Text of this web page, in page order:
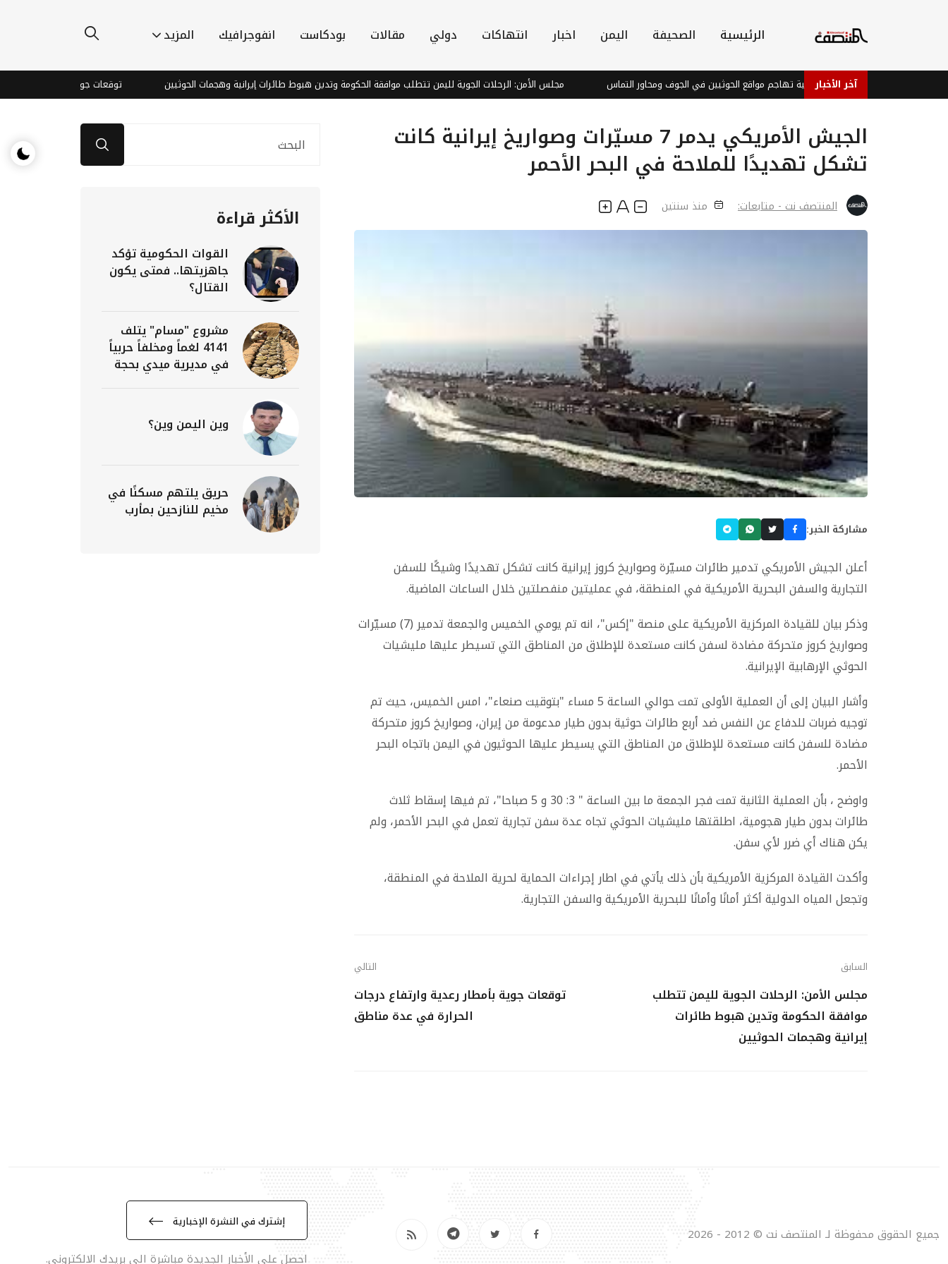
الرئيسية الصحيفة اليمن اخبار انتهاكات دولي مقالات بودكاست انفوجرافيك المزيد
آخر الأخبار
واسع: القوات الحكومية تهاجم مواقع الحوثيين في الجوف ومحاور التماس مجلس الأمن: الرحلات الجوية لليمن تتطلب موافقة الحكومة وتدين هبوط طائرات إيرانية وهجمات الحوثيين توقعات جوية بأمطار رعدية وارتفاع
الجيش الأمريكي يدمر 7 مسيّرات وصواريخ إيرانية كانت
تشكل تهديدًا للملاحة في البحر الأحمر
المنتصف نت - متابعات: منذ سنتين
مشاركة الخبر:
أعلن الجيش الأمريكي تدمير طائرات مسيّرة وصواريخ كروز إيرانية كانت تشكل تهديدًا وشيكًا للسفن
التجارية والسفن البحرية الأمريكية في المنطقة، في عمليتين منفصلتين خلال الساعات الماضية.
وذكر بيان للقيادة المركزية الأمريكية على منصة "إكس"، انه تم يومي الخميس والجمعة تدمير (7) مسيّرات
وصواريخ كروز متحركة مضادة لسفن كانت مستعدة للإطلاق من المناطق التي تسيطر عليها مليشيات
الحوثي الإرهابية الإيرانية.
وأشار البيان إلى أن العملية الأولى تمت حوالي الساعة 5 مساء "بتوقيت صنعاء"، امس الخميس، حيث تم
توجيه ضربات للدفاع عن النفس ضد أربع طائرات حوثية بدون طيار مدعومة من إيران، وصواريخ كروز متحركة
مضادة للسفن كانت مستعدة للإطلاق من المناطق التي يسيطر عليها الحوثيون في اليمن باتجاه البحر
الأحمر.
واوضح ، بأن العملية الثانية تمت فجر الجمعة ما بين الساعة " 3: 30 و 5 صباحا"، تم فيها إسقاط ثلاث
طائرات بدون طيار هجومية، اطلقتها مليشيات الحوثي تجاه عدة سفن تجارية تعمل في البحر الأحمر، ولم
يكن هناك أي ضرر لأي سفن.
وأكدت القيادة المركزية الأمريكية بأن ذلك يأتي في اطار إجراءات الحماية لحرية الملاحة في المنطقة،
وتجعل المياه الدولية أكثر أمانًا وأمانًا للبحرية الأمريكية والسفن التجارية.
السابق
مجلس الأمن: الرحلات الجوية لليمن تتطلب
موافقة الحكومة وتدين هبوط طائرات
إيرانية وهجمات الحوثيين
التالي
توقعات جوية بأمطار رعدية وارتفاع درجات
الحرارة في عدة مناطق
الأكثر قراءة
القوات الحكومية تؤكد
جاهزيتها.. فمتى يكون
القتال؟
مشروع "مسام" يتلف
4141 لغماً ومخلفاً حربياً
في مديرية ميدي بحجة
وين اليمن وين؟
حريق يلتهم مسكنًا في
مخيم للنازحين بمأرب
جميع الحقوق محفوظة لـ المنتصف نت © 2012 - 2026
إشترك في النشرة الإخبارية
احصل على الأخبار الجديدة مباشرة الى بريدك الالكتروني.